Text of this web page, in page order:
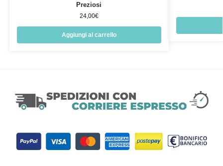
Preziosi
24,00€
Aggiungi al carrello